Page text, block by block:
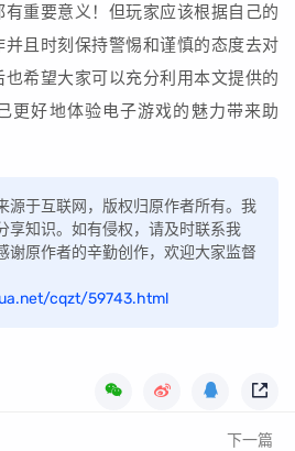
重要意义！但玩家应该根据自己的
且时刻保持警惕和谨慎的态度去对
希望大家可以充分利用本文提供的
更好地体验电子游戏的魅力带来助
源于互联网，版权归原作者所有。我
享知识。如有侵权，请及时联系我
谢原作者的辛勤创作，欢迎大家监督
cqzt/59743.html
下一篇